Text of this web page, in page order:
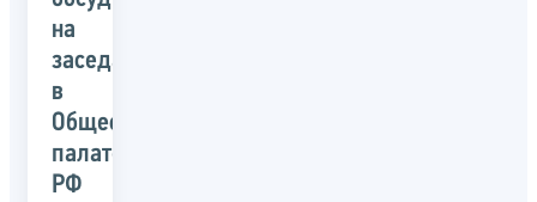
на
заседании
в
Общественной
палате
РФ